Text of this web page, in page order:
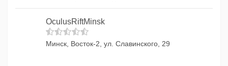
OculusRiftMinsk
Минск, Восток-2, ул. Славинского, 29